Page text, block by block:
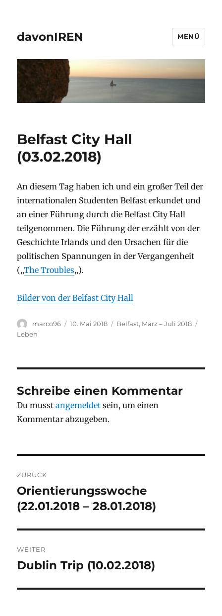
davonIREN MENÜ
Belfast City Hall
(03.02.2018)
An diesem Tag haben ich und ein großer Teil der
internationalen Studenten Belfast erkundet und
an einer Führung durch die Belfast City Hall
teilgenommen. Die Führung der erzählt von der
Geschichte Irlands und den Ursachen für die
politischen Spannungen in der Vergangenheit
(„The Troubles„).
Bilder von der Belfast City Hall
Autor
marco96
Veröffentlicht
10. Mai 2018 Stay
Belfast, März – Juli 2018
Leben
Schreibe einen Kommentar
Du musstangemeldet sein, um einen
Kommentar abzugeben.
ZURÜCK
Vorheriger
Beitrag:
Orientierungsswoche
(22.01.2018 – 28.01.2018)
WEITER
Nächster
Dublin Trip (10.02.2018)